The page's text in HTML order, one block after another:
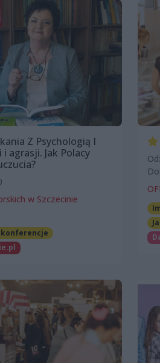
Z Psychologią I
agrasji. Jak Polacy
w Szczecinie
konferencje